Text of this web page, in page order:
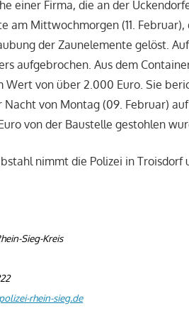
einer Firma, die an der
am Mittwochmorgen (11. Februar),
der Zaunelemente gelöst.
aufgebrochen. Aus dem
Wert von über 2.000 Euro. Sie
Nacht von Montag (09. Februar)
von der Baustelle gestohlen
nimmt die Polizei in Troisdorf
Sieg-Kreis
rhein-sieg.de